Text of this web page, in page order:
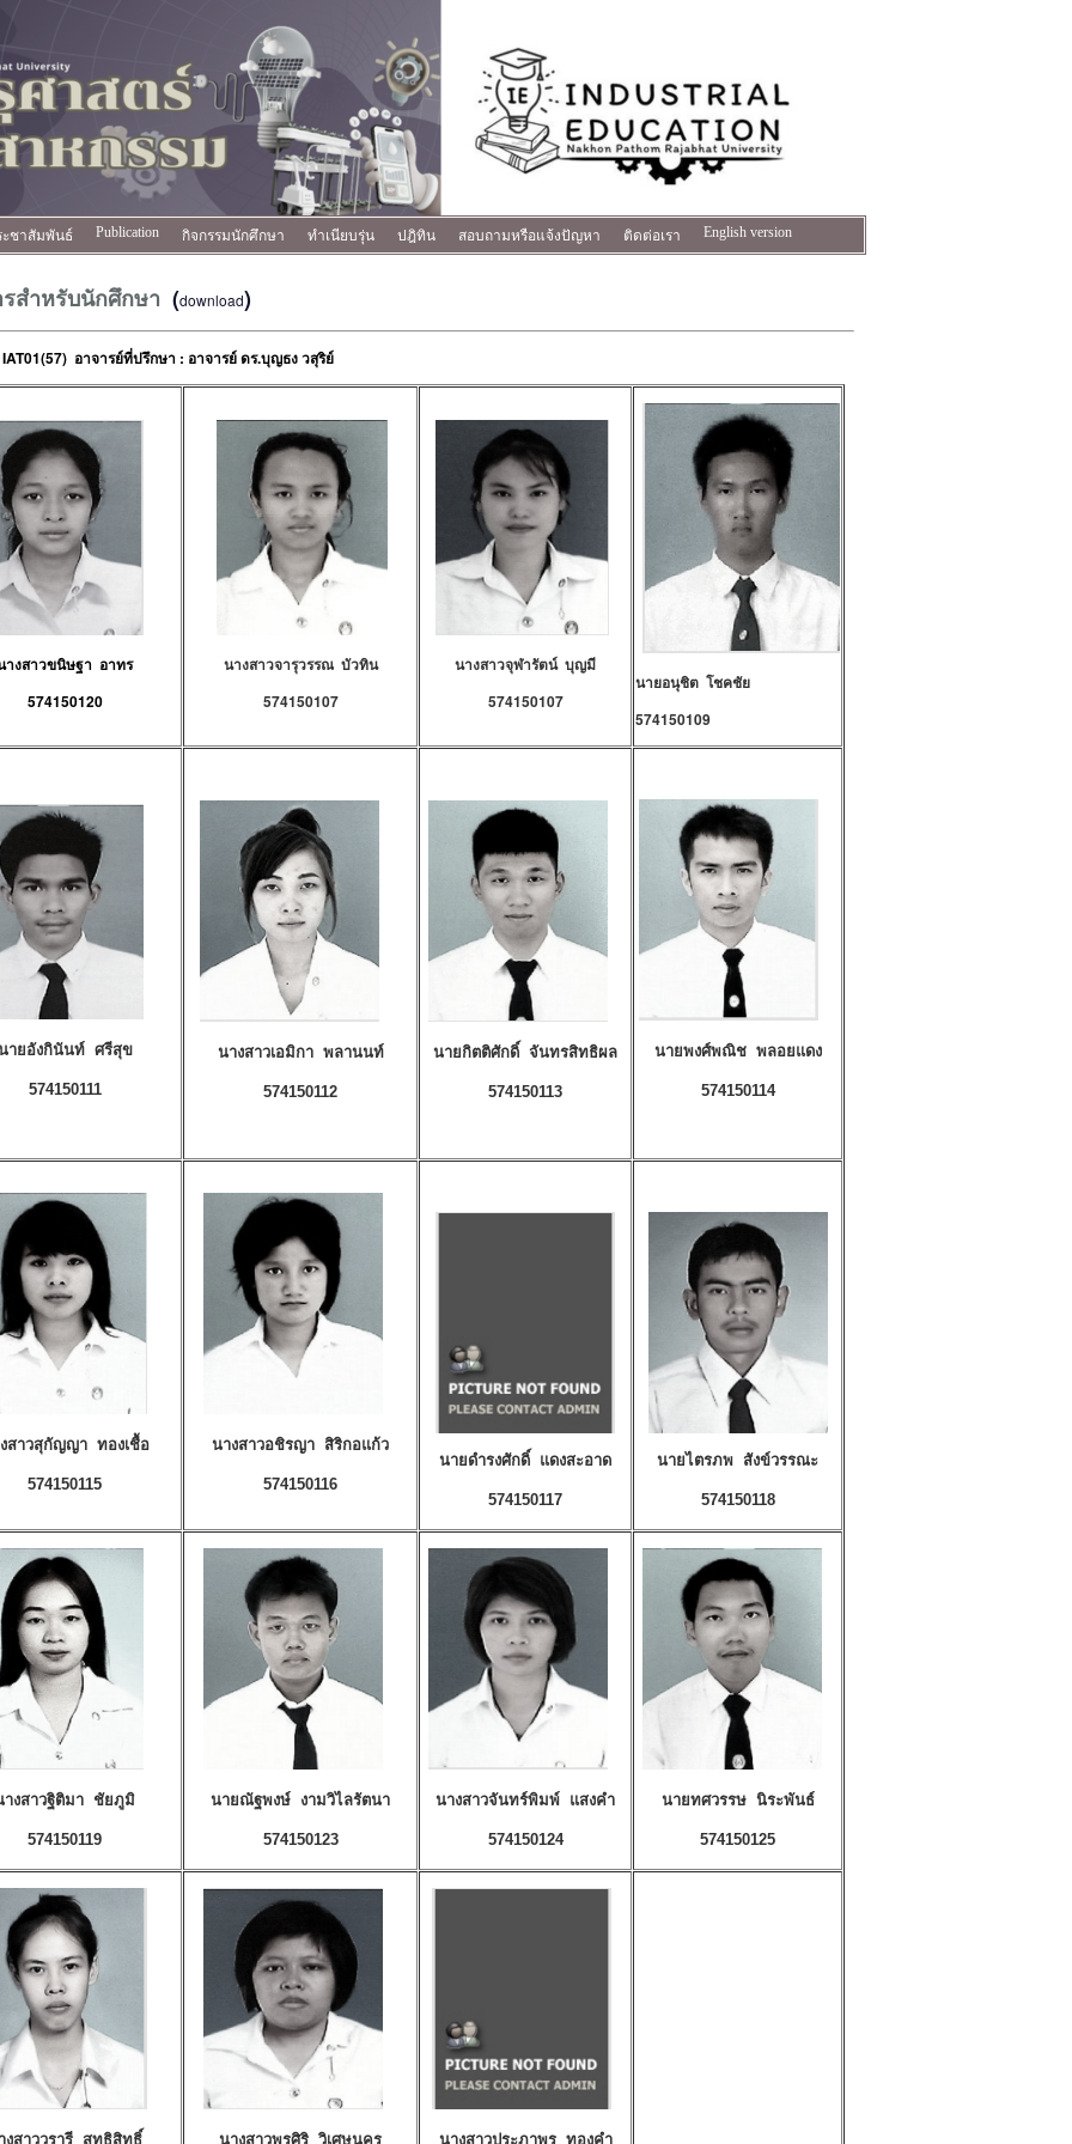
ชาสัมพันธ์ Publication กิจกรรมนักศึกษา ทำเนียบรุ่น ปฎิทิน สอบถามหรือแจ้งปัญหา ติดต่อเรา English version
รสำหรับนักศึกษา (download)
อาจารย์ที่ปรึกษา : อาจารย์ ดร.บุญธง วสุริย์
างสาวขนิษฐา อาทร
574150120
นางสาวจารุวรรณ บัวทิน
574150107
นางสาวจุฬารัตน์ บุญมี
574150107
นายอนุชิต โชคชัย
574150109
ายอังกินันท์ ศรีสุข
574150111
นางสาวเอมิกา พลานนท์
574150112
นายกิตติศักดิ์ จันทรสิทธิผล
574150113
นายพงศ์พณิช พลอยแดง
574150114
สาวสุกัญญา ทองเชื้อ
574150115
นางสาวอชิรญา สิริกอแก้ว
574150116
นายดำรงศักดิ์ แดงสะอาด
574150117
นายไตรภพ สังข์วรรณะ
574150118
างสาวฐิติมา ชัยภูมิ
574150119
นายณัฐพงษ์ งามวิไลรัตนา
574150123
นางสาวจันทร์พิมพ์ แสงคำ
574150124
นายทศวรรษ นิระพันธ์
574150125
งสาววรารี สุทธิสิทธิ์ นางสาวพรศิริ วิเศษนคร นางสาวประภาพร ทองคำ